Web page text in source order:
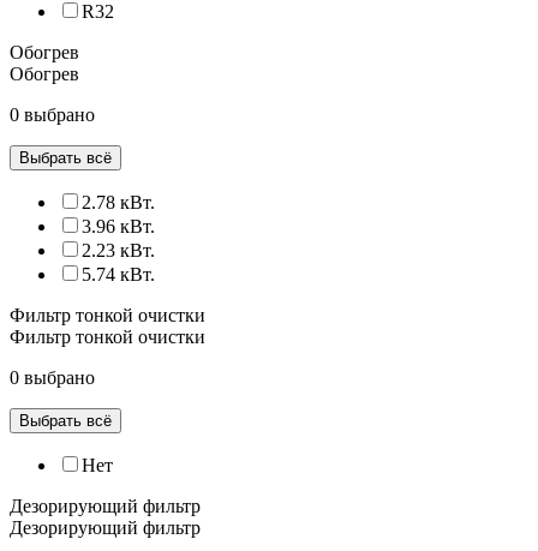
R32
Обогрев
Обогрев
0 выбрано
Выбрать всё
2.78 кВт.
3.96 кВт.
2.23 кВт.
5.74 кВт.
Фильтр тонкой очистки
Фильтр тонкой очистки
0 выбрано
Выбрать всё
Нет
Дезорирующий фильтр
Дезорирующий фильтр